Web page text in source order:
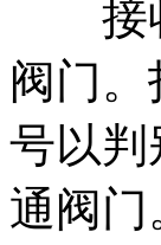
接收
阀门
号以判
通阀